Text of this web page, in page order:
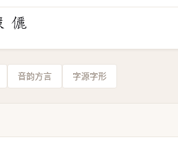
音韵方言 字源字形